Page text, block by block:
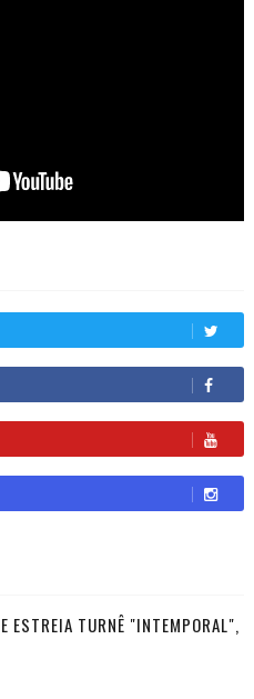
ESTREIA TURNÊ "INTEMPORAL",